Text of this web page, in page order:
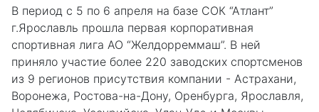
В период с 5 по 6 апреля на базе СОК “Атлант”
г.Ярославль прошла первая корпоративная
спортивная лига АО “Желдорреммаш”. В ней
приняло участие более 220 заводских спортсменов
из 9 регионов присутствия компании - Астрахани,
Воронежа, Ростова-на-Дону, Оренбурга, Ярославля,